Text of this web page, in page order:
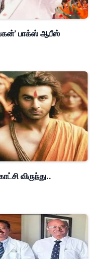
பாக்ஸ் ஆபீஸ்
விருந்து..